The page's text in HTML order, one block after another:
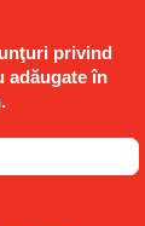
privind
adăugate în